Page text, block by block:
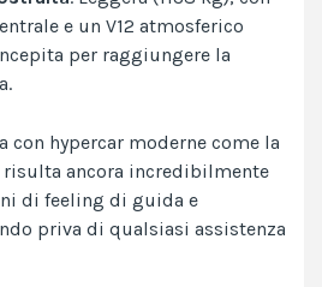
e un V12 atmosferico
per raggiungere la
con hypercar moderne come la
risulta ancora incredibilmente
di feeling di guida e
priva di qualsiasi assistenza